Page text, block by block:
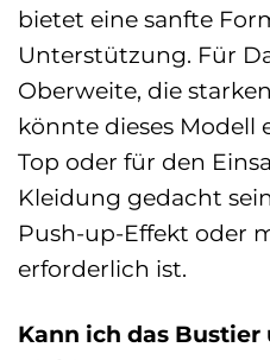
bietet eine sanfte
Unterstützung. Für
Oberweite, die
könnte dieses Modell
Top oder für den
Kleidung gedacht
Push-up-Effekt oder
erforderlich ist.
Kann ich das